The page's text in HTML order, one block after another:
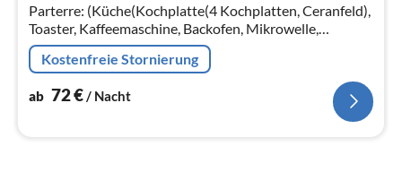
Parterre: (Küche(Kochplatte(4 Kochplatten, Ceranfeld),
Toaster, Kaffeemaschine, Backofen, Mikrowelle,
Spülmaschine, Kühlschrank),
Wohn/Esszimmer(TV(Satellit), Kaminofen)
Kostenfreie Stornierung
ab 72€ / Nacht